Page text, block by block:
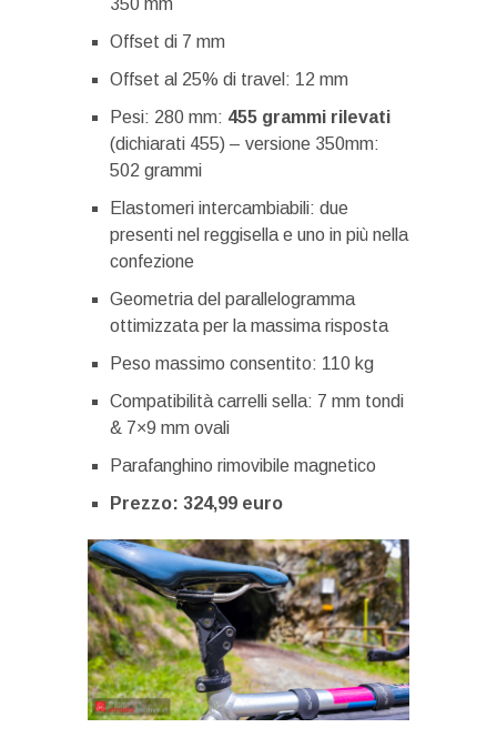
Offset di 7 mm
Offset al 25% di travel: 12 mm
Pesi: 280 mm: 455 grammi rilevati
(dichiarati 455) – versione 350mm:
502 grammi
Elastomeri intercambiabili: due
presenti nel reggisella e uno in più nella
confezione
Geometria del parallelogramma
ottimizzata per la massima risposta
Peso massimo consentito: 110 kg
Compatibilità carrelli sella: 7 mm tondi
& 7×9 mm ovali
Parafanghino rimovibile magnetico
Prezzo: 324,99 euro